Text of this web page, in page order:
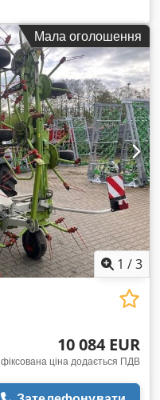
Мала оголошення
1 /3
10 084 EUR
фіксована ціна додається ПДВ